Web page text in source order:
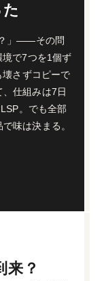
？」——その問
で7つを1個ず
さずコピーで
仕組みは7日
。でも全部
味は決まる。
来？